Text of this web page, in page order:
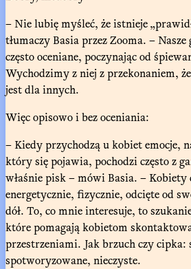
– Nie lubię myśleć, że istnieje
tłumaczy Basia przez Zooma. –
często oceniane, poczynając od
Wychodzimy z niej z przekonaniem,
jest dla innych.
Więc opisowo i bez oceniania:
– Kiedy przychodzą u kobiet emocje,
który się pojawia, pochodzi często z
właśnie pisk – mówi Basia. – Kobiety
energetycznie, fizycznie, odcięte od
dół. To, co mnie interesuje, to
które pomagają kobietom
przestrzeniami. Jak brzuch czy cipka:
spotworyzowane, nieczyste.